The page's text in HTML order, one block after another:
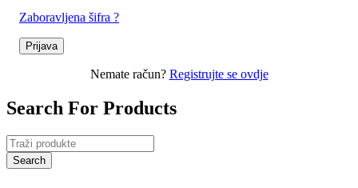
Zaboravljena šifra ?
Prijava
Nemate račun? Registrujte se ovdje
Search For Products